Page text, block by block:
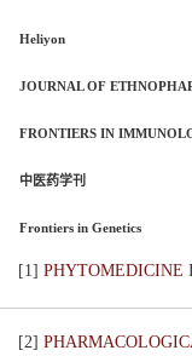
Heliyon
JOURNAL OF
FRONTIERS IN
中医药学刊
Frontiers in Genetics
[1] PHYTOMEDICINE
[2]